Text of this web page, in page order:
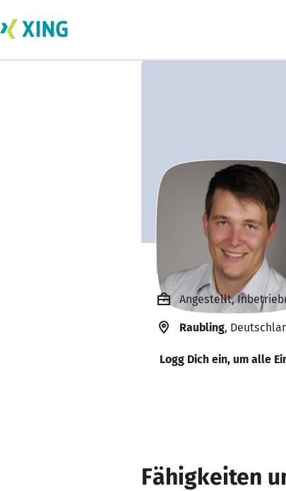
Bernhard Aschl
Angestellt,
Raubling,
Logg Dich ein, um alle
Fähigkeiten